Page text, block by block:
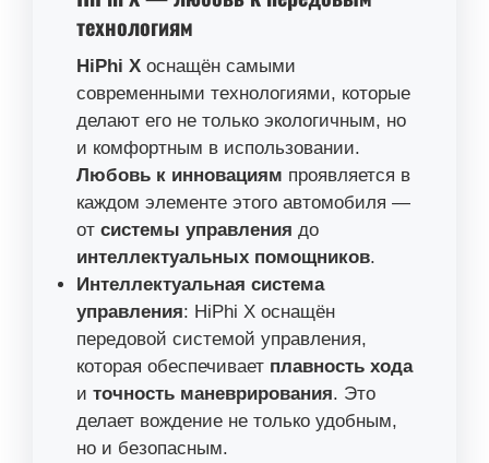
технологиям
HiPhi X оснащён самыми
современными технологиями, которые
делают его не только экологичным, но
и комфортным в использовании.
Любовь к инновациям проявляется в
каждом элементе этого автомобиля —
от системы управления до
интеллектуальных помощников.
Интеллектуальная система
управления: HiPhi X оснащён
передовой системой управления,
которая обеспечивает плавность хода
и точность маневрирования. Это
делает вождение не только удобным,
но и безопасным.